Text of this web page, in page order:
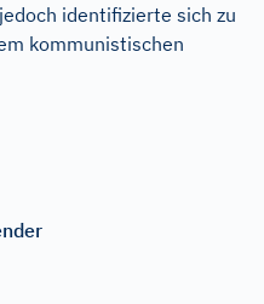
identifizierte sich zu
kommunistischen